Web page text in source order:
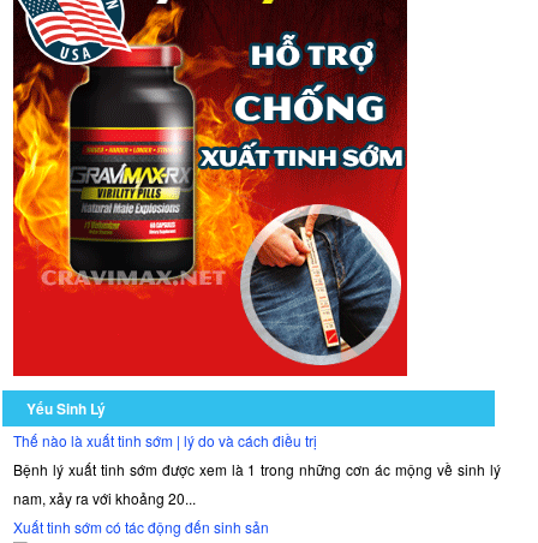
Yếu Sinh Lý
Thế nào là xuất tinh sớm | lý do và cách điều trị
Bệnh lý xuất tinh sớm được xem là 1 trong những cơn ác mộng về sinh lý
nam, xảy ra với khoảng 20...
Xuất tinh sớm có tác động đến sinh sản